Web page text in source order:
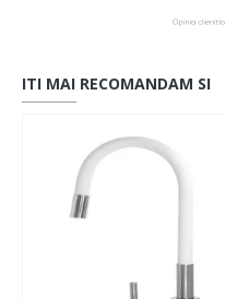
ITI MAI RECOMANDAM SI